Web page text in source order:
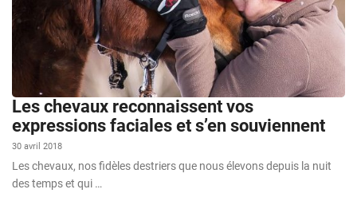
Les chevaux reconnaissent vos
expressions faciales et s’en souviennent
30 avril 2018
Les chevaux, nos fidèles destriers que nous élevons depuis la nuit
des temps et qui …